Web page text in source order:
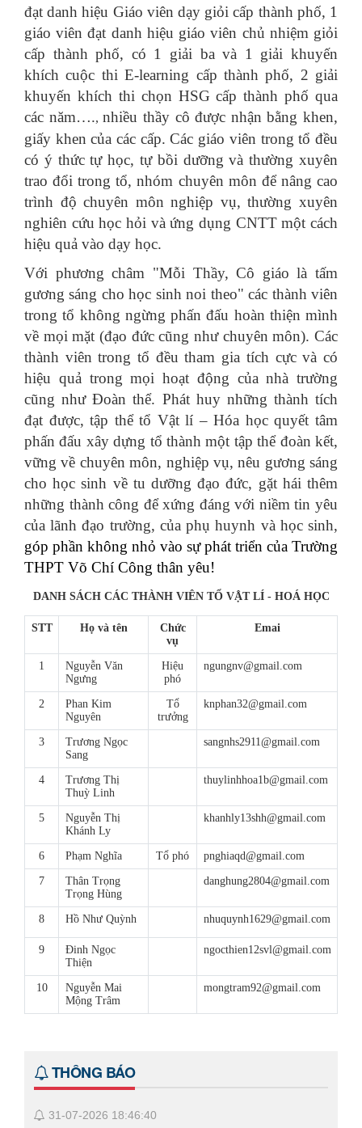
đạt danh hiệu Giáo viên dạy giỏi cấp thành phố, 1
giáo viên đạt danh hiệu giáo viên chủ nhiệm giỏi
cấp thành phố, có 1 giải ba và 1 giải khuyến
khích cuộc thi E-learning cấp thành phố, 2 giải
khuyến khích thi chọn HSG cấp thành phố qua
các năm….,nhiều thầy cô được nhận bằng khen,
giấy khen của các cấp. Các giáo viên trong tổ đều
có ý thức tự học, tự bồi dưỡng và thường xuyên
trao đổi trong tổ, nhóm chuyên môn để nâng cao
trình độ chuyên môn nghiệp vụ, thường xuyên
nghiên cứu học hỏi và ứng dụng CNTT một cách
hiệu quả vào dạy học.
Với phương châm "Mỗi Thầy, Cô giáo là tấm
gương sáng cho học sinh noi theo" các thành viên
trong tổ không ngừng phấn đấu hoàn thiện mình
về mọi mặt (đạo đức cũng như chuyên môn). Các
thành viên trong tổ đều tham gia tích cực và có
hiệu quả trong mọi hoạt động của nhà trường
cũng như Đoàn thể. Phát huy những thành tích
đạt được, tập thể tổ Vật lí – Hóa học quyết tâm
phấn đấu xây dựng tổ thành một tập thể đoàn kết,
vững về chuyên môn, nghiệp vụ, nêu gương sáng
cho học sinh về tu dưỡng đạo đức, gặt hái thêm
những thành công để xứng đáng với niềm tin yêu
của lãnh đạo trường, của phụ huynh và học sinh,
góp phần không nhỏ vào sự phát triển của Trường
THPT Võ Chí Công thân yêu!
DANH SÁCH CÁC THÀNH VIÊN TỔ VẬT LÍ - HOÁ HỌC
STT Họ và tên
Chức
vụ
Emai
1
Nguyễn Văn
Ngưng
Hiệu
phó
ngungnv@gmail.com
2
Phan Kim
Nguyên
Tổ
trưởng
knphan32@gmail.com
3
Trương Ngọc
Sang
sangnhs2911@gmail.com
4
Trương Thị
Thuỳ Linh
thuylinhhoa1b@gmail.com
5
Nguyễn Thị
Khánh Ly
khanhly13shh@gmail.com
6 Phạm Nghĩa Tổ phó pnghiaqd@gmail.com
7
Thân Trọng
Trọng Hùng
danghung2804@gmail.com
8 Hồ Như Quỳnh nhuquynh1629@gmail.com
9
Đinh Ngọc
Thiện
ngocthien12svl@gmail.com
10
Nguyễn Mai
Mộng Trâm
mongtram92@gmail.com
THÔNG BÁO
31-07-2026 18:46:40